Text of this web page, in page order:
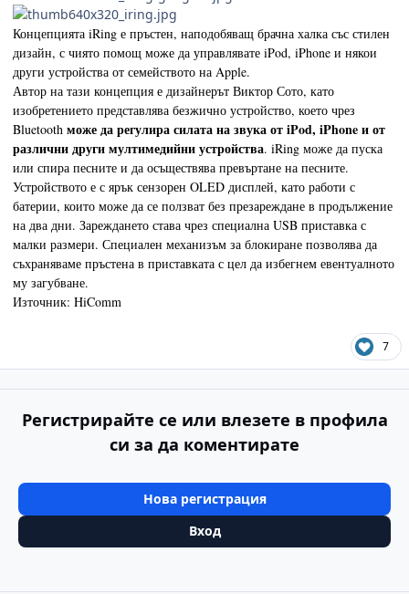
Концепцията iRing е пръстен, наподобяващ брачна халка със стилен
дизайн, с чиято помощ може да управлявате iPod, iPhone и някои
други устройства от семейството на Apple.
Автор на тази концепция е дизайнерът Виктор Сото, като
изобретението представлява безжично устройство, което чрез
Bluetooth може да регулира силата на звука от iPod, iPhone и от
различни други мултимедийни устройства. iRing може да пуска
или спира песните и да осъществява превъртане на песните.
Устройството е с ярък сензорен OLED дисплей, като работи с
батерии, които може да се ползват без презареждане в продължение
на два дни. Зареждането става чрез специална USB приставка с
малки размери. Специален механизъм за блокиране позволява да
съхраняваме пръстена в приставката с цел да избегнем евентуалното
му загубване.
Източник: HiComm
7
Регистрирайте се или влезете в профила
си за да коментирате
Нова регистрация
Вход